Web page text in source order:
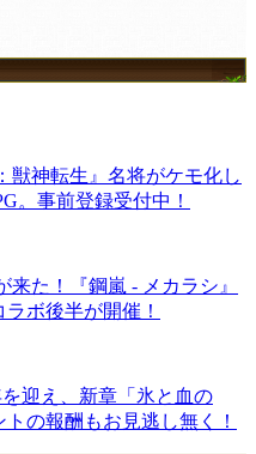
獣神転生』名将がケモ化し
。事前登録受付中！
た！『鋼嵐 - メカラシ』
ボ後半が開催！
迎え、新章「氷と血の
の報酬もお見逃し無く！